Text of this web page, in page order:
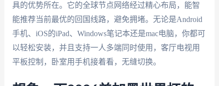
具的优势所在。它的全球节点网络经过精心布局，能智
能推荐当前最优的回国线路，避免拥堵。无论是Android
手机、iOS的iPad、Windows笔记本还是mac电脑，你都可
以轻松安装，并且支持一人多端同时使用，客厅电视用
平板控制，卧室用手机接着看，无缝切换。